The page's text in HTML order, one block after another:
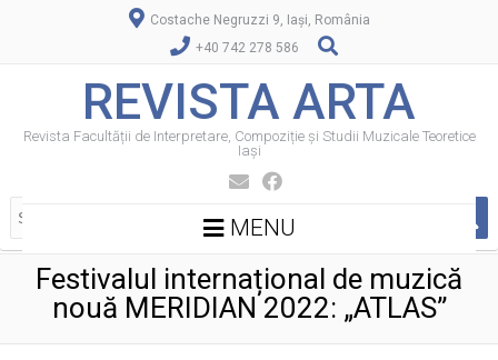
Costache Negruzzi 9, Iași, România
+40 742 278 586
REVISTA ARTA
Revista Facultății de Interpretare, Compoziție și Studii Muzicale Teoretice
Iași
MENU
Festivalul internațional de muzică
nouă MERIDIAN 2022: „ATLAS”